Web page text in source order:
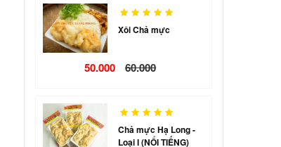
Xôi Chả mực
50.000 60.000
Chả mực Hạ Long -
Loại I (NỔI TIẾNG)